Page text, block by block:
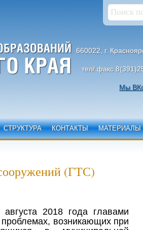
660022, г.
тел/ факс
Мы
СТРУКТУРА КОНТАКТЫ МАТЕРИАЛЫ
(ГТС)
2018 года главами
возникающих при